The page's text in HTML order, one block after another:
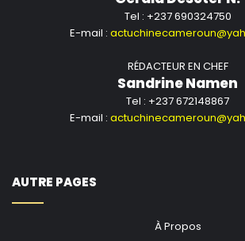
Tel : +237 690324750
E-mail :
RÉDACTEUR EN CHEF
Sandrine Namen
Tel : +237 672148867
E-mail :
AUTRE PAGES
À Propos